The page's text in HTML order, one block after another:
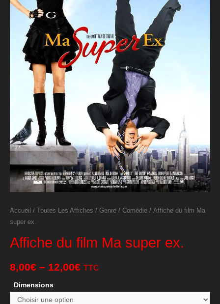
Accueil / Toutes Les Affiches / Genre / Comédie / Affiche du film Ma
super ex.
Affiche du film Ma super ex.
8,00€ – 12,00€ TTC
Dimensions